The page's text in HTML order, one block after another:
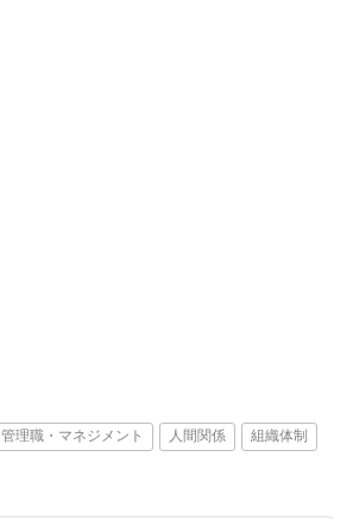
管理職・マネジメント 人間関係 組織体制